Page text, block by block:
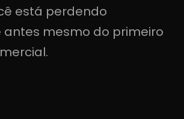
está perdendo
mesmo do primeiro